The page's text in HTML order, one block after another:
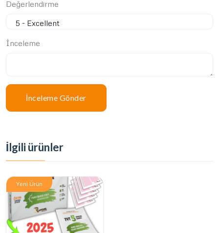
Değerlendirme
İnceleme
İnceleme Gönder
İlgili ürünler
Yeni Ürün